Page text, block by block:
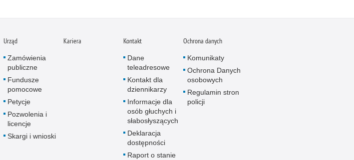
Urząd
Zamówienia
publiczne
Fundusze
pomocowe
Petycje
Pozwolenia i
licencje
Skargi i wnioski
Kariera Kontakt
Dane
teleadresowe
Kontakt dla
dziennikarzy
Informacje dla
osób głuchych i
słabosłyszących
Deklaracja
dostępności
Raport o stanie
Ochrona danych
Komunikaty
Ochrona Danych
osobowych
Regulamin stron
policji